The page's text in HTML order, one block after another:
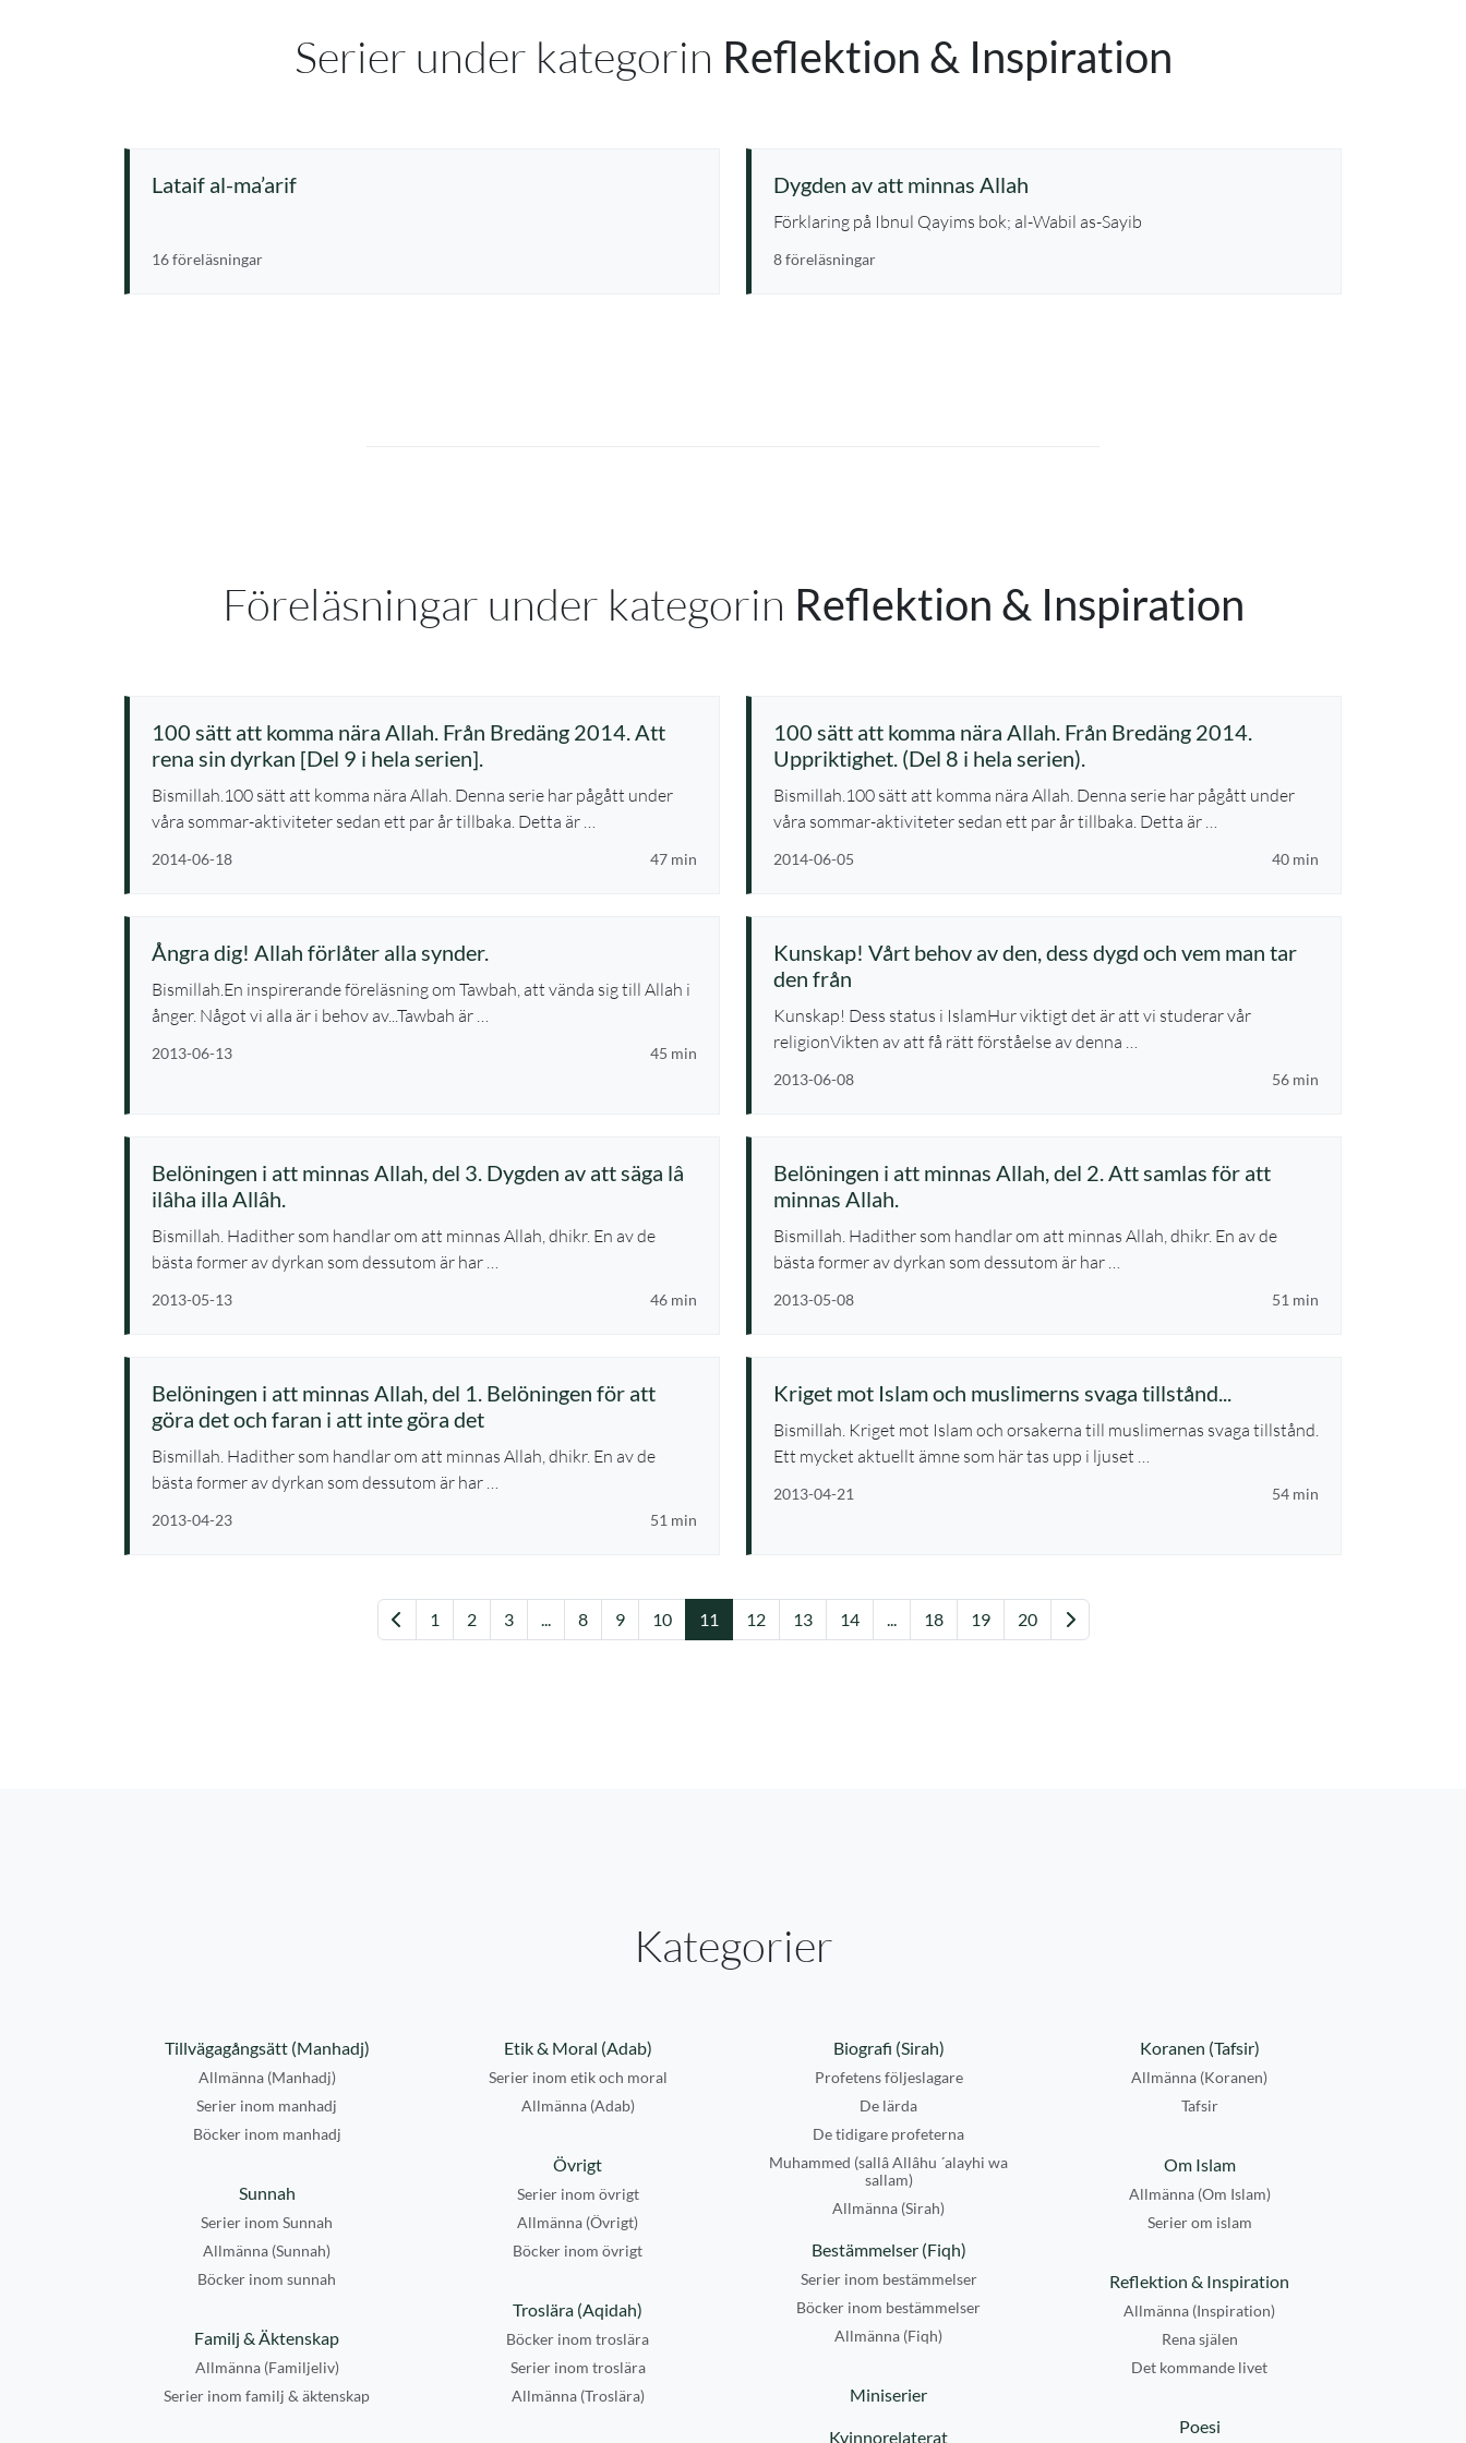
Serier under kategorin Reflektion & Inspiration
Lataif al-ma’arif
16 föreläsningar
Dygden av att minnas Allah
Förklaring på Ibnul Qayims bok; al-Wabil as-Sayib
8 föreläsningar
Föreläsningar under kategorin Reflektion & Inspiration
100 sätt att komma nära Allah. Från Bredäng 2014. Att
rena sin dyrkan [Del 9 i hela serien].
Bismillah.100 sätt att komma nära Allah. Denna serie har pågått under
våra sommar-aktiviteter sedan ett par år tillbaka. Detta är …
2014-06-18 47 min
100 sätt att komma nära Allah. Från Bredäng 2014.
Uppriktighet. (Del 8 i hela serien).
Bismillah.100 sätt att komma nära Allah. Denna serie har pågått under
våra sommar-aktiviteter sedan ett par år tillbaka. Detta är …
2014-06-05 40 min
Ångra dig! Allah förlåter alla synder.
Bismillah.En inspirerande föreläsning om Tawbah, att vända sig till Allah i
ånger. Något vi alla är i behov av...Tawbah är …
2013-06-13 45 min
Kunskap! Vårt behov av den, dess dygd och vem man tar
den från
Kunskap! Dess status i IslamHur viktigt det är att vi studerar vår
religionVikten av att få rätt förståelse av denna …
2013-06-08 56 min
Belöningen i att minnas Allah, del 3. Dygden av att säga lâ
ilâha illa Allâh.
Bismillah. Hadither som handlar om att minnas Allah, dhikr. En av de
bästa former av dyrkan som dessutom är har …
2013-05-13 46 min
Belöningen i att minnas Allah, del 2. Att samlas för att
minnas Allah.
Bismillah. Hadither som handlar om att minnas Allah, dhikr. En av de
bästa former av dyrkan som dessutom är har …
2013-05-08 51 min
Belöningen i att minnas Allah, del 1. Belöningen för att
göra det och faran i att inte göra det
Bismillah. Hadither som handlar om att minnas Allah, dhikr. En av de
bästa former av dyrkan som dessutom är har …
2013-04-23 51 min
Kriget mot Islam och muslimerns svaga tillstånd...
Bismillah. Kriget mot Islam och orsakerna till muslimernas svaga tillstånd.
Ett mycket aktuellt ämne som här tas upp i ljuset …
2013-04-21 54 min
Föregående
1 2 3 ... 8 9 10 11 12 13 14 ... 18 19 20 Nästa
Kategorier
Tillvägagångsätt (Manhadj)
Allmänna (Manhadj)
Serier inom manhadj
Böcker inom manhadj
Etik & Moral (Adab)
Serier inom etik och moral
Allmänna (Adab)
Biografi (Sirah)
Profetens följeslagare
De lärda
De tidigare profeterna
Muhammed (sallâ Allâhu ´alayhi wa
sallam)
Allmänna (Sirah)
Koranen (Tafsir)
Allmänna (Koranen)
Tafsir
Övrigt
Serier inom övrigt
Allmänna (Övrigt)
Böcker inom övrigt
Om Islam
Allmänna (Om Islam)
Serier om islam
Sunnah
Serier inom Sunnah
Allmänna (Sunnah)
Böcker inom sunnah
Bestämmelser (Fiqh)
Serier inom bestämmelser
Böcker inom bestämmelser
Allmänna (Fiqh)
Reflektion & Inspiration
Allmänna (Inspiration)
Rena själen
Det kommande livet
Troslära (Aqidah)
Böcker inom troslära
Serier inom troslära
Allmänna (Troslära)
Familj & Äktenskap
Allmänna (Familjeliv)
Serier inom familj & äktenskap
Miniserier
Poesi
Kvinnorelaterat